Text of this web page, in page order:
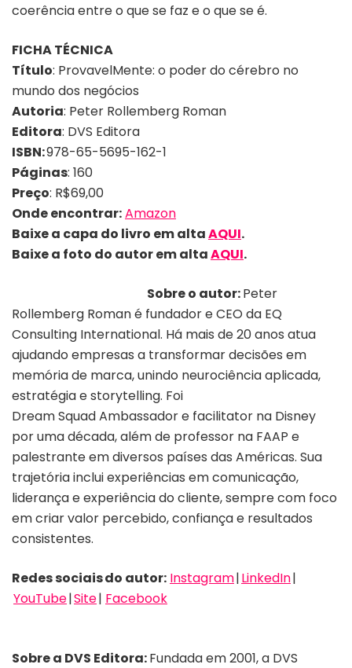
coerência entre o que se faz e o que se é.
FICHA TÉCNICA
Título: ProvavelMente: o poder do cérebro no
mundo dos negócios
Autoria: Peter Rollemberg Roman
Editora: DVS Editora
ISBN:978-65-5695-162-1
Páginas: 160
Preço: R$69,00
Onde encontrar:Amazon
Baixe a capa do livro em altaAQUI.
Baixe a foto do autor em altaAQUI.
Sobre o autor:Peter
Rollemberg Roman é fundador e CEO da EQ
Consulting International. Há mais de 20 anos atua
ajudando empresas a transformar decisões em
memória de marca, unindo neurociência aplicada,
estratégia e storytelling. Foi
Dream Squad Ambassador e facilitator na Disney
por uma década, além de professor na FAAP e
palestrante em diversos países das Américas. Sua
trajetória inclui experiências em comunicação,
liderança e experiência do cliente, sempre com foco
em criar valor percebido, confiança e resultados
consistentes.
Redes sociaisdo autor: Instagram|LinkedIn|
YouTube|Site| Facebook
Sobre a DVS Editora:Fundada em 2001, a DVS